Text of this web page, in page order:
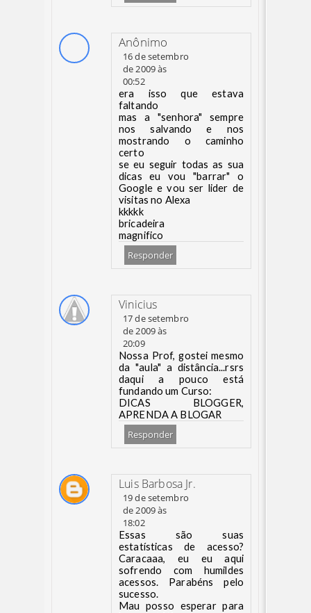
Anônimo
16 de setembro
de 2009 às
00:52
era isso que estava
faltando
mas a "senhora" sempre
nos salvando e nos
mostrando o caminho
certo
se eu seguir todas as sua
dicas eu vou "barrar" o
Google e vou ser lider de
visitas no Alexa
kkkkk
bricadeira
magnifico
Responder
Vinicius
17 de setembro
de 2009 às
20:09
Nossa Prof, gostei mesmo
da "aula" a distância...rsrs
daqui a pouco está
fundando um Curso:
DICAS BLOGGER,
APRENDA A BLOGAR
Responder
Luis Barbosa Jr.
19 de setembro
de 2009 às
18:02
Essas são suas
estatísticas de acesso?
Caracaaa, eu eu aqui
sofrendo com humildes
acessos. Parabéns pelo
sucesso.
Mau posso esperar para